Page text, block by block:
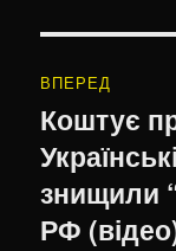
ВПЕРЕД
Наступний
запис:
Коштує
знищили
РФ